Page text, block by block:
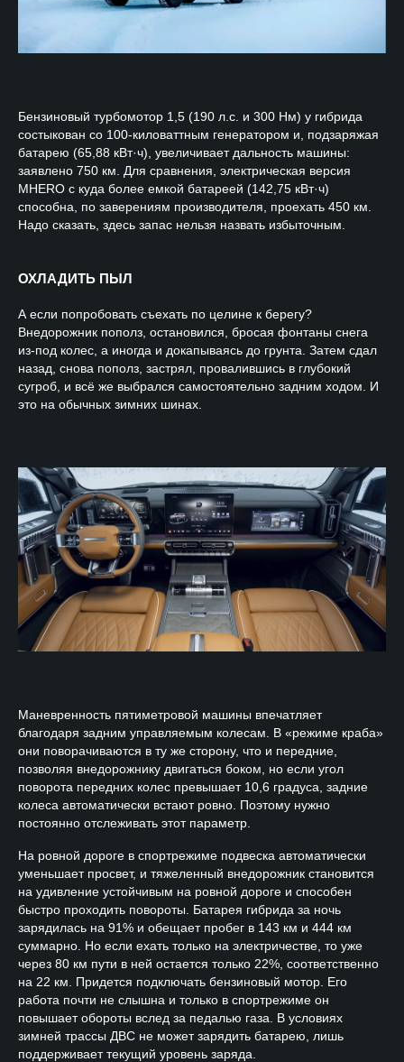
Бензиновый турбомотор 1,5 (190 л.с. и 300 Нм) у гибрида
состыкован со 100-киловаттным генератором и, подзаряжая
батарею (65,88 кВт·ч), увеличивает дальность машины:
заявлено 750 км. Для сравнения, электрическая версия
MHERO с куда более емкой батареей (142,75 кВт·ч)
способна, по заверениям производителя, проехать 450 км.
Надо сказать, здесь запас нельзя назвать избыточным.
ОХЛАДИТЬ ПЫЛ
А если попробовать съехать по целине к берегу?
Внедорожник пополз, остановился, бросая фонтаны снега
из-под колес, а иногда и докапываясь до грунта. Затем сдал
назад, снова пополз, застрял, провалившись в глубокий
сугроб, и всё же выбрался самостоятельно задним ходом. И
это на обычных зимних шинах.
Маневренность пятиметровой машины впечатляет
благодаря задним управляемым колесам. В «режиме краба»
они поворачиваются в ту же сторону, что и передние,
позволяя внедорожнику двигаться боком, но если угол
поворота передних колес превышает 10,6 градуса, задние
колеса автоматически встают ровно. Поэтому нужно
постоянно отслеживать этот параметр.
На ровной дороге в спортрежиме подвеска автоматически
уменьшает просвет, и тяжеленный внедорожник становится
на удивление устойчивым на ровной дороге и способен
быстро проходить повороты. Батарея гибрида за ночь
зарядилась на 91% и обещает пробег в 143 км и 444 км
суммарно. Но если ехать только на электричестве, то уже
через 80 км пути в ней остается только 22%, соответственно
на 22 км. Придется подключать бензиновый мотор. Его
работа почти не слышна и только в спортрежиме он
повышает обороты вслед за педалью газа. В условиях
зимней трассы ДВС не может зарядить батарею, лишь
поддерживает текущий уровень заряда.